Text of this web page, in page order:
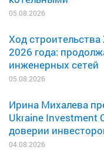
05.08.2026
Ход
2026 года:
инженерных сетей
05.08.2026
Ирина Михалева
Ukraine Investment
доверии
04.08.2026